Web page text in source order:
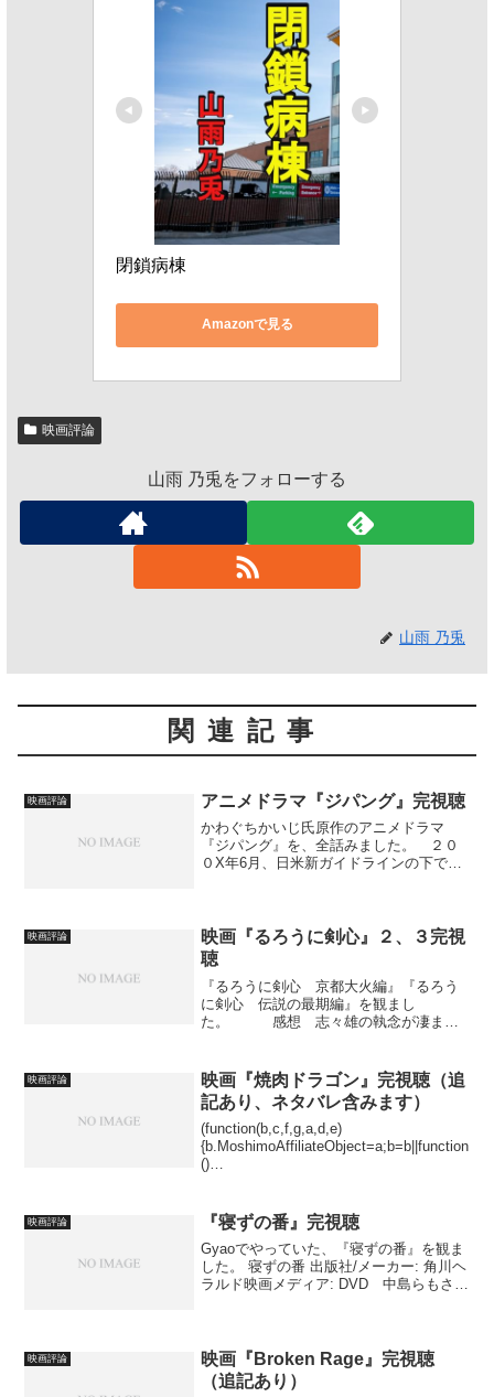
閉鎖病棟
Amazonで見る
映画評論
山雨 乃兎をフォローする
山雨 乃兎
関連記事
映画評論 アニメドラマ『ジパング』完視聴
かわぐちかいじ氏原作のアニメドラマ
『ジパング』を、全話みました。 ２０
０X年6月、日米新ガイドラインの下での
まれ落雷を受ける。【Wik...
映画評論
映画『るろうに剣心』２、３完視
聴
『るろうに剣心 京都大火編』『るろう
に剣心 伝説の最期編』を観まし
た。 感想 志々雄の執念が凄まじ
を授かろうとするが、そのために必要だ
ったのは剣心の心の問題だった。...
映画評論
映画『焼肉ドラゴン』完視聴（追
記あり、ネタバレ含みます）
(function(b,c,f,g,a,d,e)
{b.MoshimoAffiliateObject=a;b=b||function
()
映画評論 『寝ずの番』完視聴
Gyaoでやっていた、『寝ずの番』を観ま
した。 寝ずの番 出版社/メーカー: 角川ヘ
ラルド映画メディア: DVD 中島らもさん
なり売...
映画評論
映画『Broken Rage』完視聴
（追記あり）